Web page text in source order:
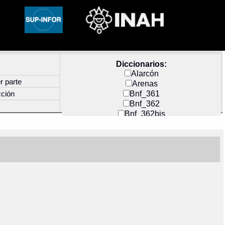
Diccionarios:
Alarcón
Arenas
Bnf_361
Bnf_362
Bnf_362bis
Docs_México
parte